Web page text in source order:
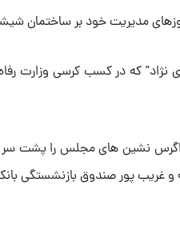
مدیریت خود بر ساختمان شیشه
که در کسب کرسی وزارت رفاه
نشین های مجلس را پشت سر
و غریب پور صندوق بازنشستگی